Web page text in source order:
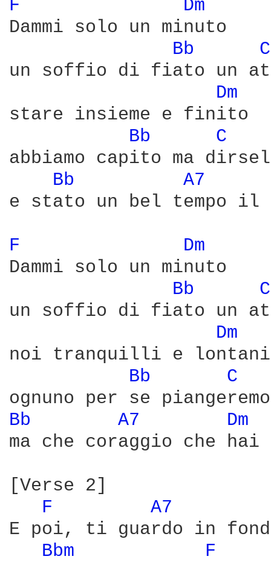
F
Dm
Dammi solo un minuto
Bb
un soffio di fiato un
Dm
stare insieme e finito
Bb
C
abbiamo capito ma
Bb
A7
e stato un bel tempo il
F
Dm
Dammi solo un minuto
Bb
un soffio di fiato un
Dm
noi tranquilli e lontani
Bb
C
Bb A7
Dm
ma che coraggio che hai
[Verse 2]
F
A7
E poi, ti guardo in
Bbm
F